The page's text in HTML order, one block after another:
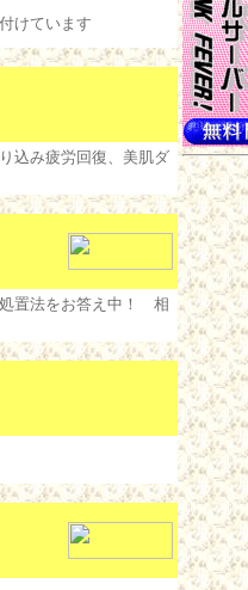
けています
込み疲労回復、美肌ダ
置法をお答え中！ 相